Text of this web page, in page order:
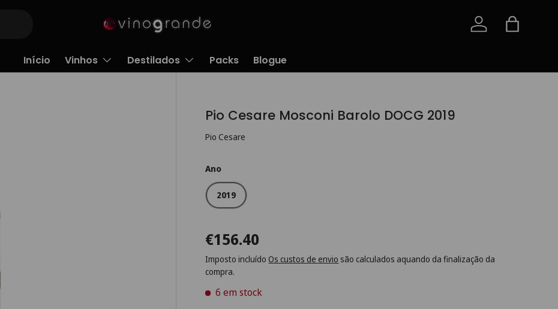
Iniciar sessão
Saco
Início Vinhos Destilados Packs Blogue
Pio Cesare Mosconi Barolo DOCG 2019
Pio Cesare
Ano
2019
€156.40
Imposto incluído Os custos de envio são calculados aquando da finalização da
compra.
6 em stock